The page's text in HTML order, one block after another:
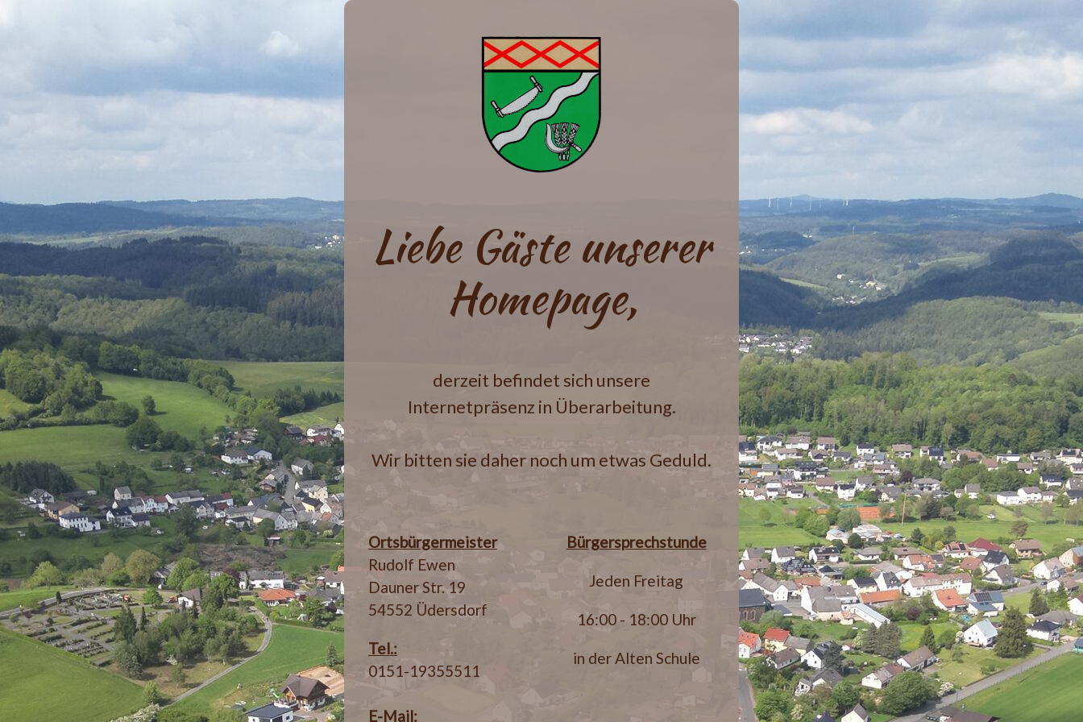
Liebe Gäste unserer
Homepage,
derzeit befindet sich unsere
Internetpräsenz in Überarbeitung.
Wir bitten sie daher noch um etwas Geduld.
Ortsbürgermeister
Rudolf Ewen
Dauner Str. 19
54552 Üdersdorf
Tel.:
0151-19355511
E-Mail:
Bürgersprechstunde
Jeden Freitag
16:00 - 18:00 Uhr
in der Alten Schule